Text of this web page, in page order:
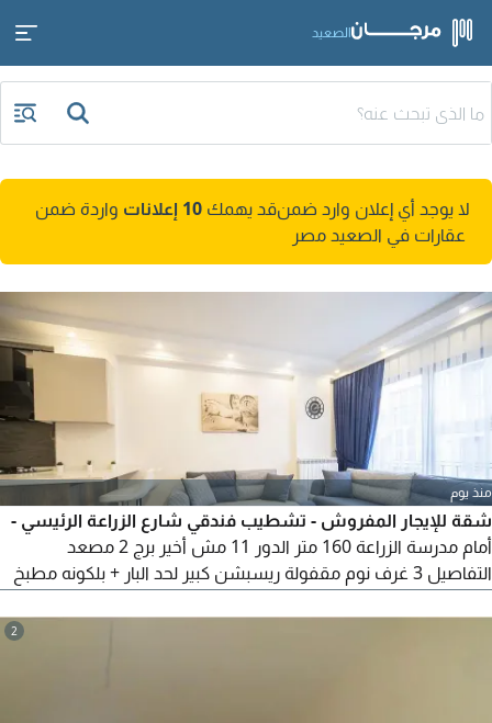
الصعيد
لا يوجد أي إعلان وارد ضمنقد يهمك 10 إعلانات
واردة ضمن
عقارات في الصعيد مصر
منذ يوم
شقة للإيجار المفروش - تشطيب فندقي شارع الزراعة الرئيسي -
أمام مدرسة الزراعة 160 متر الدور 11 مش أخير برج 2 مصعد
التفاصيل 3 غرف نوم مقفولة ريسبشن كبير لحد البار + بلكونه مطبخ
التشطيب ريسبشن وبلكونه بورسلان كيلوباترا الحر باقي الغرف
2